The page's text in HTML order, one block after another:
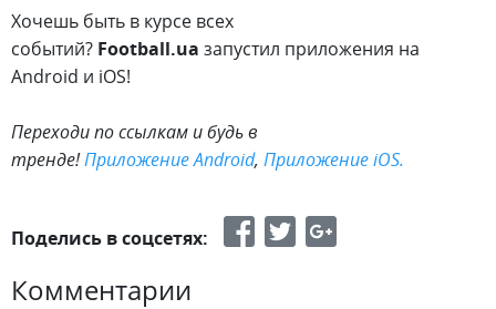
Хочешь быть в курсе всех
событий? Football.ua запустил приложения на
Android и iOS!
​Переходи по ссылкам и будь в
тренде!Приложение Android, Приложение iOS.
Поделись в соцсетях:
Комментарии